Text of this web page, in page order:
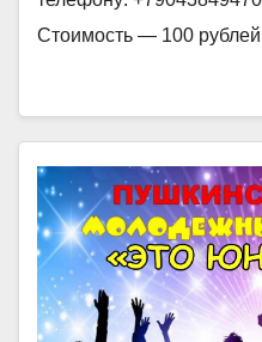
Стоимость — 100